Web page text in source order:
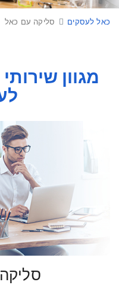
כאל לעסקים סליקה עם כאל
מגוון